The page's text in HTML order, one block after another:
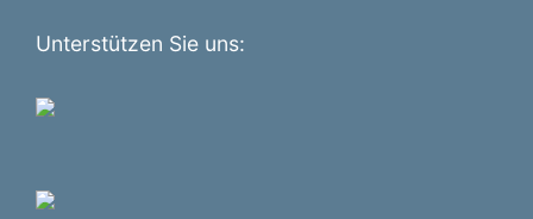
Unterstützen Sie uns: